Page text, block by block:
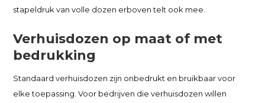
stapeldruk van volle dozen erboven telt ook mee.
Verhuisdozen op maat of met
bedrukking
Standaard verhuisdozen zijn onbedrukt en bruikbaar voor
elke toepassing. Voor bedrijven die verhuisdozen willen